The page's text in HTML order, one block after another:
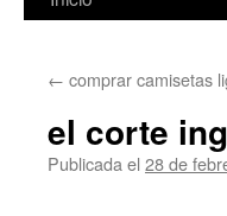
contenido
← comprar camisetas
el corte
Publicada el 28 de